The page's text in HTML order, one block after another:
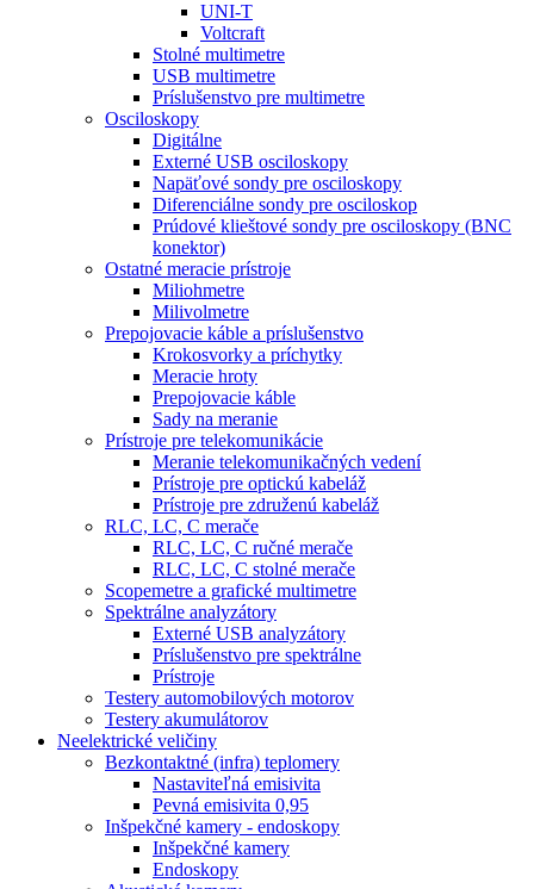
UNI-T
Voltcraft
Stolné multimetre
USB multimetre
Príslušenstvo pre multimetre
Osciloskopy
Digitálne
Externé USB osciloskopy
Napäťové sondy pre osciloskopy
Diferenciálne sondy pre osciloskop
Prúdové klieštové sondy pre osciloskopy (BNC
konektor)
Ostatné meracie prístroje
Miliohmetre
Milivolmetre
Prepojovacie káble a príslušenstvo
Krokosvorky a príchytky
Meracie hroty
Prepojovacie káble
Sady na meranie
Prístroje pre telekomunikácie
Meranie telekomunikačných vedení
Prístroje pre optickú kabeláž
Prístroje pre združenú kabeláž
RLC, LC, C merače
RLC, LC, C ručné merače
RLC, LC, C stolné merače
Scopemetre a grafické multimetre
Spektrálne analyzátory
Externé USB analyzátory
Príslušenstvo pre spektrálne
Prístroje
Testery automobilových motorov
Testery akumulátorov
Neelektrické veličiny
Bezkontaktné (infra) teplomery
Nastaviteľná emisivita
Pevná emisivita 0,95
Inšpekčné kamery - endoskopy
Inšpekčné kamery
Endoskopy